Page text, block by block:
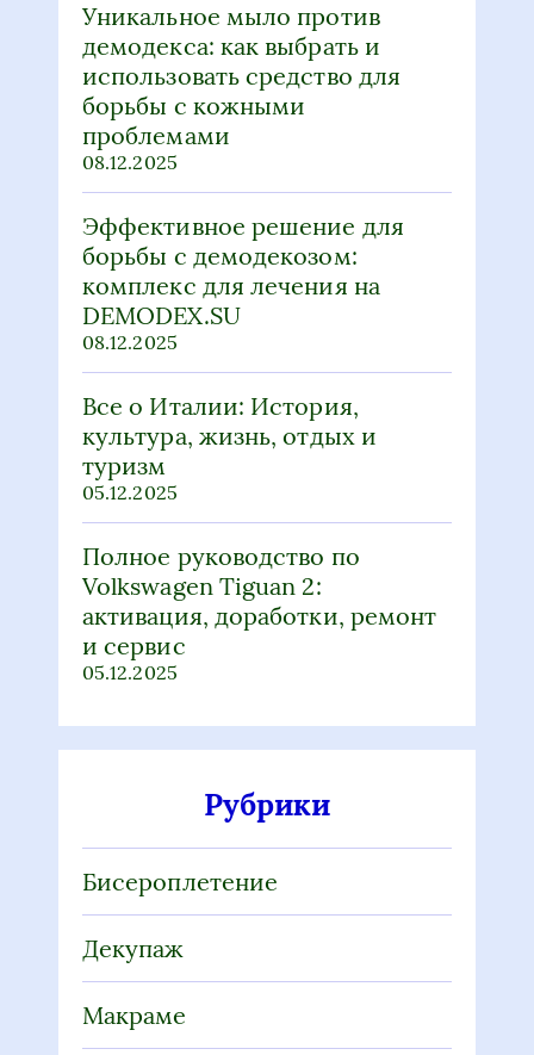
Уникальное мыло против
демодекса: как выбрать и
использовать средство для
борьбы с кожными
проблемами
08.12.2025
Эффективное решение для
борьбы с демодекозом:
комплекс для лечения на
DEMODEX.SU
08.12.2025
Все о Италии: История,
культура, жизнь, отдых и
туризм
05.12.2025
Полное руководство по
Volkswagen Tiguan 2:
активация, доработки, ремонт
и сервис
05.12.2025
Рубрики
Бисероплетение
Декупаж
Макраме